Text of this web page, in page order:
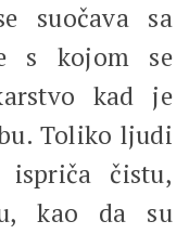
suočava sa
s kojom se
kad je
Toliko ljudi
ispriča čistu,
kao da su